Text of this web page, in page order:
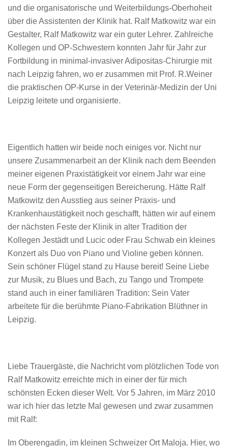
und die organisatorische und Weiterbildungs-Oberhoheit
über die Assistenten der Klinik hat. Ralf Matkowitz war ein
Gestalter, Ralf Matkowitz war ein guter Lehrer. Zahlreiche
Kollegen und OP-Schwestern konnten Jahr für Jahr zur
Fortbildung in minimal-invasiver Adipositas-Chirurgie mit
nach Leipzig fahren, wo er zusammen mit Prof. R.Weiner
die praktischen OP-Kurse in der Veterinär-Medizin der Uni
Leipzig leitete und organisierte.
Eigentlich hatten wir beide noch einiges vor. Nicht nur
unsere Zusammenarbeit an der Klinik nach dem Beenden
meiner eigenen Praxistätigkeit vor einem Jahr war eine
neue Form der gegenseitigen Bereicherung. Hätte Ralf
Matkowitz den Ausstieg aus seiner Praxis- und
Krankenhaustätigkeit noch geschafft, hätten wir auf einem
der nächsten Feste der Klinik in alter Tradition der
Kollegen Jestädt und Lucic oder Frau Schwab ein kleines
Konzert als Duo von Piano und Violine geben können.
Sein schöner Flügel stand zu Hause bereit! Seine Liebe
zur Musik, zu Blues und Bach, zu Tango und Trompete
stand auch in einer familiären Tradition: Sein Vater
arbeitete für die berühmte Piano-Fabrikation Blüthner in
Leipzig.
Liebe Trauergäste, die Nachricht vom plötzlichen Tode von
Ralf Matkowitz erreichte mich in einer der für mich
schönsten Ecken dieser Welt. Vor 5 Jahren, im März 2010
war ich hier das letzte Mal gewesen und zwar zusammen
mit Ralf:
Im Oberengadin, im kleinen Schweizer Ort Maloja. Hier, wo